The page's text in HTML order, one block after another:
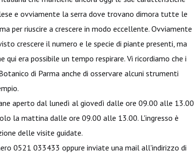
e ovviamente la serra dove trovano dimora tutte le
per riuscire a crescere in modo eccellente. Ovviamente
crescere il numero e le specie di piante presenti, ma
era possibile un tempo respirare. Vi ricordiamo che i
di Parma anche di osservare alcuni strumenti
aperto dal lunedì al giovedì dalle ore 09.00 alle 13.00
la mattina dalle ore 09.00 alle 13.00. L'ingresso è
delle visite guidate.
0521 033433 oppure inviate una mail all'indirizzo di